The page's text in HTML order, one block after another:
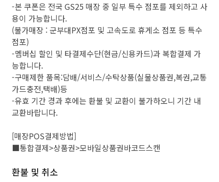
-본 쿠폰은 전국 GS25 매장 중 일부 특수 점포를 제외하고 사
용이 가능합니다.
(불가매장 : 군부대PX점포 및 고속도로 휴게소 점포 등 특수
점포)
-멤버십 할인 및 타결제수단(현금/신용카드)과 복합결제 가
능합니다.
-구매제한 품목:담배/서비스/수탁상품(실물상품권,복권,교통
가드충전,택배)등
-유효 기간 경과 후에는 환불 및 교환이 불가하오니 기간 내
교환바랍니다.
[매장POS결제방법]
■통합결제>상품권>모바일상품권바코드스캔
환불 및 취소